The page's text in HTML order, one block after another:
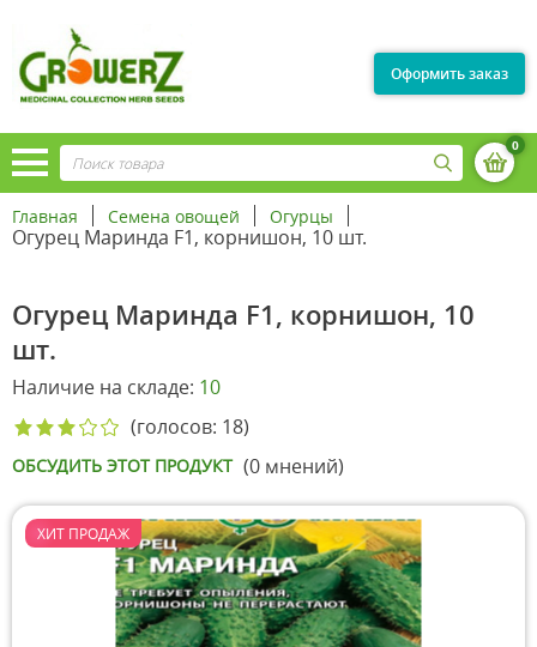
Оформить заказ
0
Главная Семена овощей Огурцы
Огурец Маринда F1, корнишон, 10 шт.
Огурец Маринда F1, корнишон, 10
шт.
Наличие на складе: 10
(голосов: 18)
ОБСУДИТЬ ЭТОТ ПРОДУКТ (0 мнений)
ХИТ ПРОДАЖ